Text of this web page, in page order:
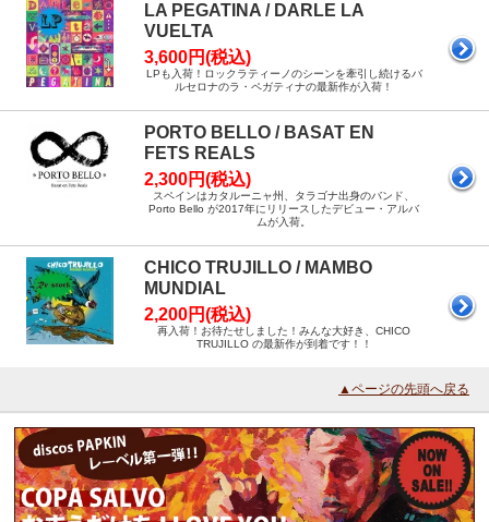
LA PEGATINA / DARLE LA
VUELTA
3,600円(税込)
LPも入荷！ロックラティーノのシーンを牽引し続けるバ
ルセロナのラ・ペガティナの最新作が入荷！
PORTO BELLO / BASAT EN
FETS REALS
2,300円(税込)
スペインはカタルーニャ州、タラゴナ出身のバンド、
Porto Bello が2017年にリリースしたデビュー・アルバ
ムが入荷。
CHICO TRUJILLO / MAMBO
MUNDIAL
2,200円(税込)
再入荷！お待たせしました！みんな大好き、CHICO
TRUJILLO の最新作が到着です！！
▲ページの先頭へ戻る